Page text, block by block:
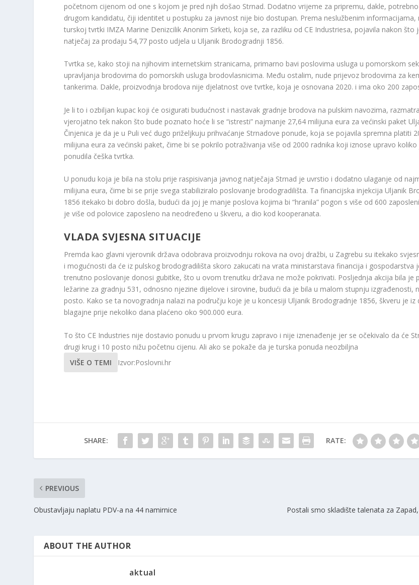
početnom cijenom od one s kojom je pred njih došao Strnad. Dodatno vrijeme za pripremu, dakle,
drugom kandidatu, čiji identitet u postupku za javnost nije bio dostupan. Prema neslužbenim informacijama,
turskoj tvrtki IMZA Marine Denizcilik Anonim Sirketi, koja se, za razliku od CE Industriesa, pojavila nakon što
natječaj za prodaju 54,77 posto udjela u Uljanik Brodogradnji 1856.
Tvrtka se, kako stoji na njihovim internetskim stranicama, primarno bavi poslovima usluga u pomorskom
upravljanja brodovima do pomorskih usluga brodovlasnicima. Među ostalim, nude prijevoz brodovima za
tankerima. Dakle, proizvodnja brodova nije djelatnost ove tvrtke, koja je osnovana 2020. i ima oko 200
Je li to i ozbiljan kupac koji će osigurati budućnost i nastavak gradnje brodova na pulskim navozima,
vjerojatno tek nakon što bude poznato hoće li se “istresti” najmanje 27,64 milijuna eura za većinski paket
Činjenica je da je u Puli već dugo priželjkuju prihvaćanje Strnadove ponude, koja se pojavila spremna platiti
milijuna eura za većinski paket, čime bi se pokrilo potraživanja više od 2000 radnika koji iznose upravo koliko
ponudila češka tvrtka.
U ponudu koja je bila na stolu prije raspisivanja javnog natječaja Strnad je uvrstio i dodatno ulaganje od
milijuna eura, čime bi se prije svega stabiliziralo poslovanje brodogradilišta. Ta financijska injekcija Uljanik
1856 itekako bi dobro došla, budući da joj je manje poslova kojima bi “hranila” pogon s više od 600
je više od polovice zaposleno na neodređeno u škveru, a dio kod kooperanata.
VLADA SVJESNA SITUACIJE
Premda kao glavni vjerovnik država odobrava proizvodnju rokova na ovoj dražbi, u Zagrebu su itekako
i mogućnosti da će iz pulskog brodogradilišta skoro zakucati na vrata ministarstava financija i gospodarstva
trenutno poslovanje donosi gubitke, što u ovom trenutku država ne može pokrivati. Posljednja akcija bila je
ležarine za gradnju 531, odnosno njezine dijelove i sirovine, budući da je bila u malom stupnju izgrađenosti,
posto. Kako se ta novogradnja nalazi na području koje je u koncesiji Uljanik Brodogradnje 1856, škveru je iz
blagajne prije nekoliko dana plaćeno oko 900.000 eura.
To što CE Industries nije dostavio ponudu u prvom krugu zapravo i nije iznenađenje jer se očekivalo da će
drugi krug i 10 posto nižu početnu cijenu. Ali ako se pokaže da je turska ponuda neozbiljna
VIŠE O TEMI
Izvor:Poslovni.hr
SHARE: RATE:
PREVIOUS
Obustavljaju naplatu PDV-a na 44 namirnice
Postali smo skladište talenata za
ABOUT THE AUTHOR
aktual